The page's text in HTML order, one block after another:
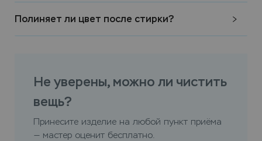
Полиняет ли цвет после стирки?
Не уверены, можно ли чистить
вещь?
Принесите изделие на любой пункт приёма
— мастер оценит бесплатно.